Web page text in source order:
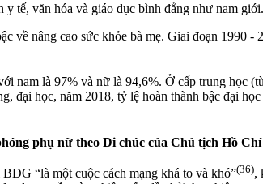
y tế, văn hóa và giáo dục bình đẳng như nam giới.
về nâng cao sức khỏe bà mẹ. Giai đoạn 1990
nam là 97% và nữ là 94,6%. Ở cấp trung học
đại học, năm 2018, tỷ lệ hoàn thành bậc đại
phụ nữ theo Di chúc của Chủ tịch Hồ
“là một cuộc cách mạng khá to và khó”(36),